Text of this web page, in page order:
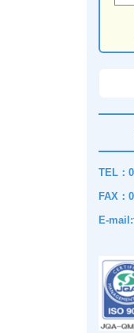
TEL：
FAX：
E-